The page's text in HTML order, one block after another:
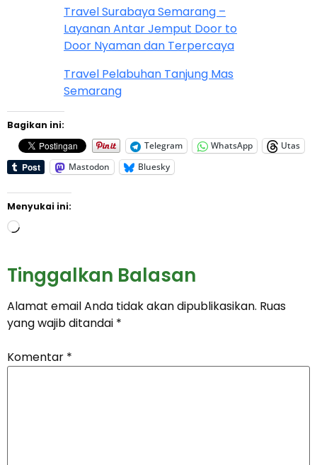
Travel Surabaya Semarang –
Layanan Antar Jemput Door to
Door Nyaman dan Terpercaya
Travel Pelabuhan Tanjung Mas
Semarang
Bagikan ini:
Telegram
WhatsApp
Utas
Mastodon
Bluesky
Menyukai ini:
Tinggalkan Balasan
Alamat email Anda tidak akan dipublikasikan. Ruas
yang wajib ditandai *
Komentar *